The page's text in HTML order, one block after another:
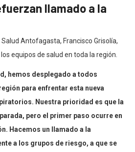
llamado a la
Antofagasta, Francisco Grisolía,
equipos de salud en toda la región.
hemos desplegado a todos
para enfrentar esta nueva
Nuestra prioridad es que la
pero el primer paso ocurre en
Hacemos un llamado a la
a los grupos de riesgo, a que se